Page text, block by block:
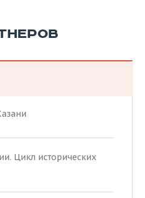
Цикл исторических